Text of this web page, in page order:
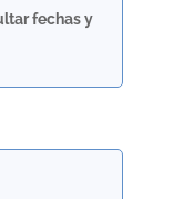
fechas y